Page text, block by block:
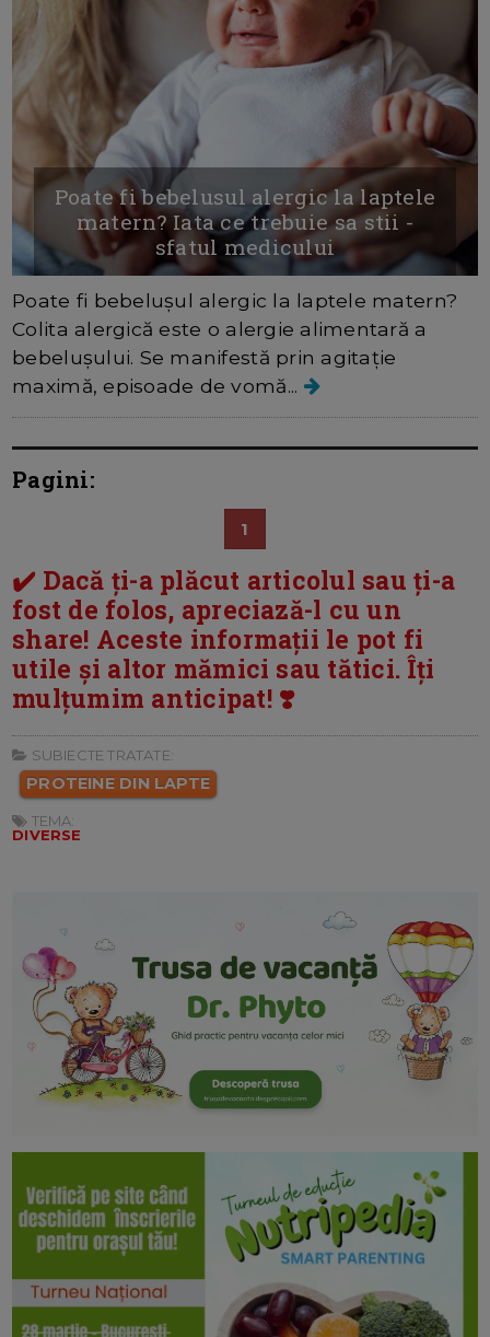
Poate fi bebelusul alergic la laptele
matern? Iata ce trebuie sa stii -
sfatul medicului
Poate fi bebelușul alergic la laptele matern?
Colita alergică este o alergie alimentară a
bebelușului. Se manifestă prin agitație
maximă, episoade de vomă...
Pagini:
1
✔️ Dacă ți-a plăcut articolul sau ți-a
fost de folos, apreciază-l cu un
share! Aceste informații le pot fi
utile și altor mămici sau tătici. Îți
mulțumim anticipat! ❣️
SUBIECTE TRATATE:
PROTEINE DIN LAPTE
TEMA:
DIVERSE